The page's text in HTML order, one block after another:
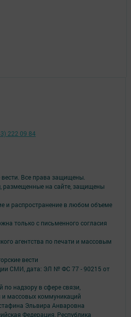
Все права защищены.
на сайте, защищены
и распространение в любом объеме
только с письменного согласия
агентства по печати и массовым
вести
СМИ, дата: ЭЛ № ФС 77 - 90215 от
надзору в сфере связи,
массовых коммуникаций
Эльвира Анваровна
Федерация, Республика
222 09 84